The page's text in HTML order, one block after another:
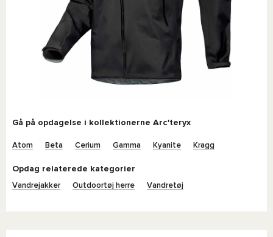
Gå på opdagelse i kollektionerne Arc'teryx
Atom Beta Cerium Gamma Kyanite Kragg
Opdag relaterede kategorier
Vandrejakker Outdoortøj herre Vandretøj